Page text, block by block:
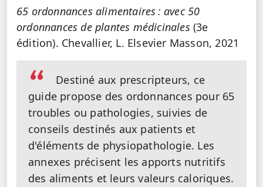
65 ordonnances alimentaires : avec 50
ordonnances de plantes médicinales(3e
édition). Chevallier, L. Elsevier Masson, 2021
Destiné aux prescripteurs, ce
guide propose des ordonnances pour 65
troubles ou pathologies, suivies de
conseils destinés aux patients et
d'éléments de physiopathologie. Les
annexes précisent les apports nutritifs
des aliments et leurs valeurs caloriques.